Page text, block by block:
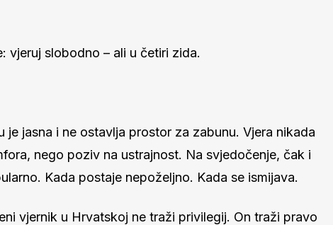
vjeruj slobodno – ali u četiri zida.
je jasna i ne ostavlja prostor za zabunu. Vjera nikada
nego poziv na ustrajnost. Na svjedočenje, čak i
Kada postaje nepoželjno. Kada se ismijava.
vjernik u Hrvatskoj ne traži privilegij. On traži pravo